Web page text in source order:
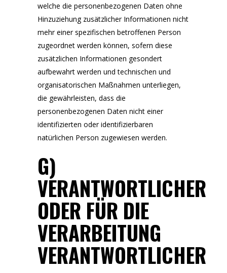
welche die personenbezogenen Daten ohne
Hinzuziehung zusätzlicher Informationen nicht
mehr einer spezifischen betroffenen Person
zugeordnet werden können, sofern diese
zusätzlichen Informationen gesondert
aufbewahrt werden und technischen und
organisatorischen Maßnahmen unterliegen,
die gewährleisten, dass die
personenbezogenen Daten nicht einer
identifizierten oder identifizierbaren
natürlichen Person zugewiesen werden.
G)
VERANTWORTLICHER
ODER FÜR DIE
VERARBEITUNG
VERANTWORTLICHER